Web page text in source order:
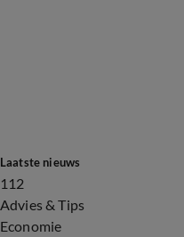
Laatste nieuws
112
Advies & Tips
Economie